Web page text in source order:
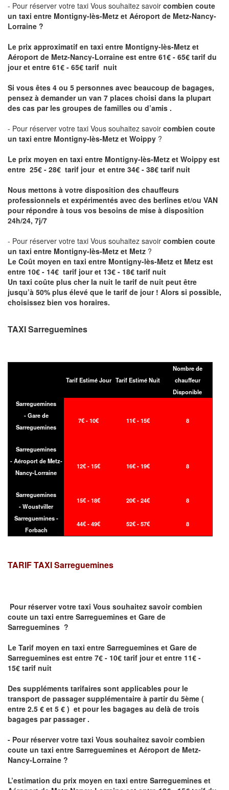
- Pour réserver votre taxi Vous souhaitez savoir combien coute
un taxi entre Montigny-lès-Metz et Aéroport de Metz-Nancy-
Lorraine ?
Le prix approximatif en taxi entre Montigny-lès-Metz et
Aéroport de Metz-Nancy-Lorraine est entre 61€ - 65€ tarif du
jour et entre 61€ - 65€ tarif nuit
Si vous êtes 4 ou 5 personnes avec beaucoup de bagages,
pensez à demander un van 7 places choisi dans la plupart
des cas par les groupes de familles ou d’amis .
- Pour réserver votre taxi Vous souhaitez savoir combien coute
un taxi entre Montigny-lès-Metz et Woippy ?
Le prix moyen en taxi entre Montigny-lès-Metz et Woippy est
entre 25€ - 28€ tarif jour et entre 34€ - 38€ tarif nuit
Nous mettons à votre disposition des chauffeurs
professionnels et expérimentés avec des berlines et/ou VAN
pour répondre à tous vos besoins de mise à disposition
24h/24, 7j/7
- Pour réserver votre taxi Vous souhaitez savoir combien coute
un taxi entre Montigny-lès-Metz et Metz ?
Le Coût moyen en taxi entre Montigny-lès-Metz et Metz est
entre 10€ - 14€ tarif jour et 13€ - 18€ tarif nuit
Un taxi coûte plus cher la nuit le tarif de nuit peut être
jusqu’à 50% plus élevé que le tarif de jour ! Alors si possible,
choisissez bien vos horaires.
TAXI Sarreguemines
Tarif Estimé Jour Tarif Estimé Nuit
Nombre de
chauffeur
Disponible
Sarreguemines
- Gare de
Sarreguemines
7€ - 10€ 11€ - 15€ 8
Sarreguemines
- Aéroport de Metz-
Nancy-Lorraine
12€ - 15€ 16€ - 19€ 8
Sarreguemines
- Woustviller
15€ - 18€ 20€ - 24€ 8
Sarreguemines -
Forbach
44€ - 49€ 52€ - 57€ 8
TARIF TAXISarreguemines
Pour réserver votre taxi Vous souhaitez savoircombien
coute un taxi entre Sarreguemines et Gare de
Sarreguemines ?
Le Tarif moyen en taxi entre Sarreguemines et Gare de
Sarreguemines est entre 7€ - 10€ tarif jour et entre 11€ -
15€ tarif nuit
Des suppléments tarifaires sont applicables pour le
transport de passager supplémentaire à partir du 5ème (
entre 2.5 € et 5 € ) et pour les bagages au delà de trois
bagages par passager .
- Pour réserver votre taxi Vous souhaitez savoircombien
coute un taxi entre Sarreguemines et Aéroport de Metz-
Nancy-Lorraine ?
L’estimation du prix moyen en taxi entre Sarreguemines et